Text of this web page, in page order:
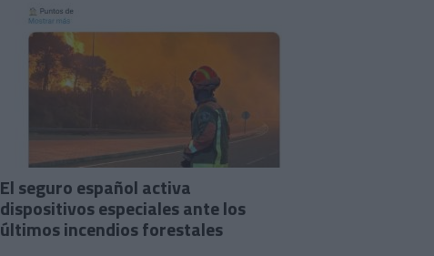
El seguro español activa
dispositivos especiales ante los
últimos incendios forestales